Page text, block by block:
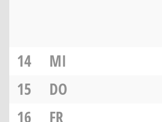
14
MI
15
DO
16
FR